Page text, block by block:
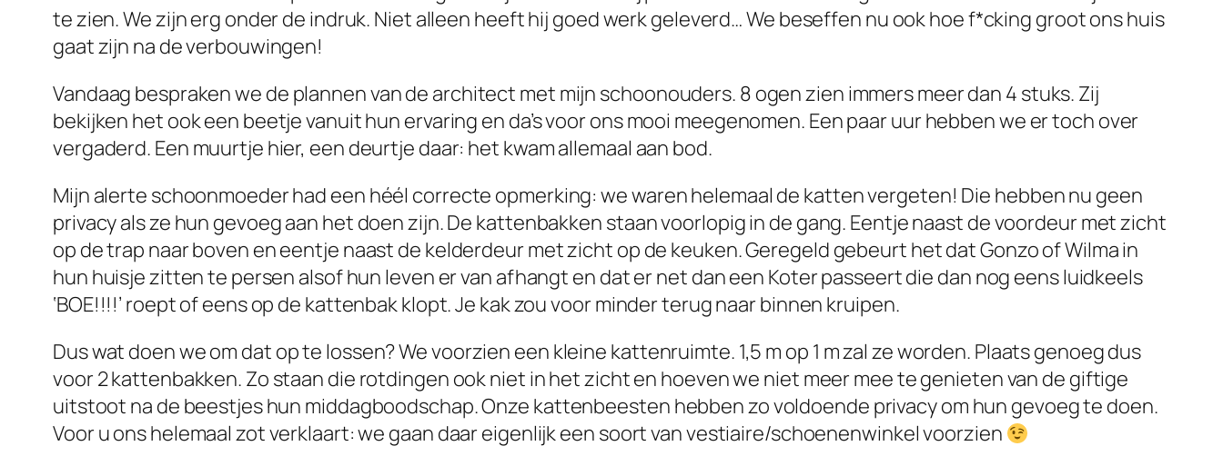
te zien. We zijn erg onder de indruk. Niet alleen heeft hij goed werk geleverd… We beseffen nu ook hoe f*cking groot ons huis
gaat zijn na de verbouwingen!
Vandaag bespraken we de plannen van de architect met mijn schoonouders. 8 ogen zien immers meer dan 4 stuks. Zij
bekijken het ook een beetje vanuit hun ervaring en da’s voor ons mooi meegenomen. Een paar uur hebben we er toch over
vergaderd. Een muurtje hier, een deurtje daar: het kwam allemaal aan bod.
Mijn alerte schoonmoeder had een héél correcte opmerking: we waren helemaal de katten vergeten! Die hebben nu geen
privacy als ze hun gevoeg aan het doen zijn. De kattenbakken staan voorlopig in de gang. Eentje naast de voordeur met zicht
op de trap naar boven en eentje naast de kelderdeur met zicht op de keuken. Geregeld gebeurt het dat Gonzo of Wilma in
hun huisje zitten te persen alsof hun leven er van afhangt en dat er net dan een Koter passeert die dan nog eens luidkeels
‘BOE!!!!’ roept of eens op de kattenbak klopt. Je kak zou voor minder terug naar binnen kruipen.
Dus wat doen we om dat op te lossen? We voorzien een kleine kattenruimte. 1,5 m op 1 m zal ze worden. Plaats genoeg dus
voor 2 kattenbakken. Zo staan die rotdingen ook niet in het zicht en hoeven we niet meer mee te genieten van de giftige
uitstoot na de beestjes hun middagboodschap. Onze kattenbeesten hebben zo voldoende privacy om hun gevoeg te doen.
Voor u ons helemaal zot verklaart: we gaan daar eigenlijk een soort van vestiaire/schoenenwinkel voorzien